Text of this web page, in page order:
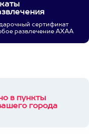
сертификат
развлечение АХАА
в пункты
города